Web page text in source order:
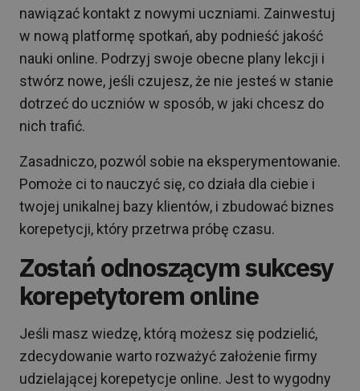
nawiązać kontakt z nowymi uczniami. Zainwestuj
w nową platformę spotkań, aby podnieść jakość
nauki online. Podrzyj swoje obecne plany lekcji i
stwórz nowe, jeśli czujesz, że nie jesteś w stanie
dotrzeć do uczniów w sposób, w jaki chcesz do
nich trafić.
Zasadniczo, pozwól sobie na eksperymentowanie.
Pomoże ci to nauczyć się, co działa dla ciebie i
twojej unikalnej bazy klientów, i zbudować biznes
korepetycji, który przetrwa próbę czasu.
Zostań odnoszącym sukcesy
korepetytorem online
Jeśli masz wiedzę, którą możesz się podzielić,
zdecydowanie warto rozważyć założenie firmy
udzielającej korepetycje online. Jest to wygodny